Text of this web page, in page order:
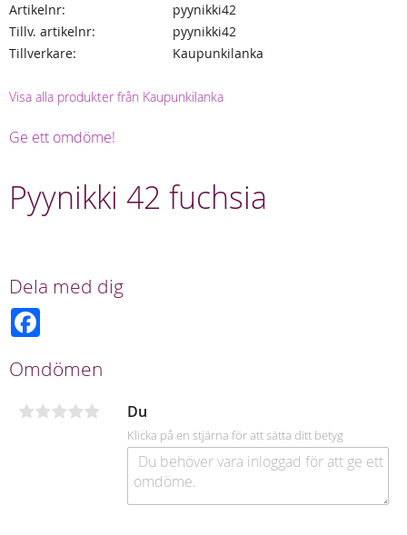
Artikelnr
pyynikki42
Tillv. artikelnr
pyynikki42
Tillverkare
Kaupunkilanka
Visa alla produkter från Kaupunkilanka
Ge ett omdöme!
Pyynikki 42 fuchsia
Dela med dig
b
o
k
Omdömen
Du
Klicka på en stjärna för att sätta ditt betyg